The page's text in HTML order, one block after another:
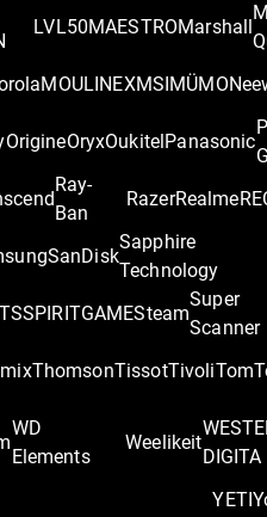
LVL50MAESTROMarshall
MOULINEXMSIMÜMO
OrigineOryxOukitelPanasonic
Ray-
Ban
RazerRealme
SanDisk
Sapphire
Technology
SPIRITGAMESteam
Super
Scanner
ThomsonTissotTivoli
WD
Elements
Weelikeit
DIGITA
YETI